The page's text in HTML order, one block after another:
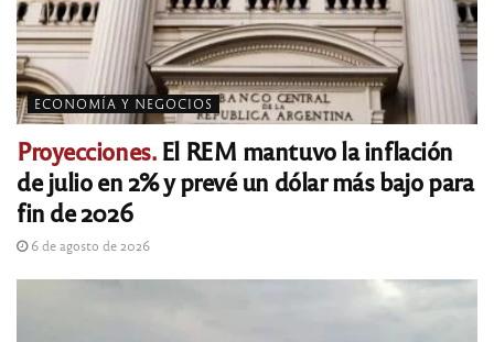
ECONOMÍA Y NEGOCIOS
Proyecciones.El REM mantuvo la inflación
de julio en 2% y prevé un dólar más bajo para
fin de 2026
6 de agosto de 2026